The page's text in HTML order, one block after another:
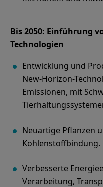
Bis 2050: Einführung
Technologien
Entwicklung und
New-Horizon-
Emissionen, mit
Neuartige Pflanzen
Kohlenstoffbindung.
Verbesserte
Verarbeitung,